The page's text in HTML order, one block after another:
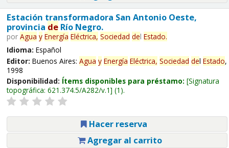
Estación transformadora San Antonio Oeste,
provincia deRío Negro.
por Agua y Energía Eléctrica, Sociedad del Estado.
Idioma: Español
Editor: Buenos Aires: Agua y Energía Eléctrica, Sociedad del Estado,
1998
Disponibilidad: Ítems disponibles para préstamo: Signatura
topográfica: 621.374.5/A282/v.1 (1).
Hacer reserva
Agregar al carrito